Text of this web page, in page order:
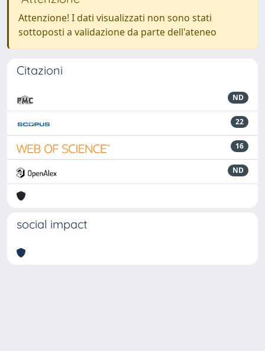
Attenzione! I dati visualizzati non sono stati
sottoposti a validazione da parte dell'ateneo
Citazioni
ND
22
16
ND
social impact